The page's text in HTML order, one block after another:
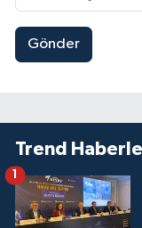
Gönder
Trend
1